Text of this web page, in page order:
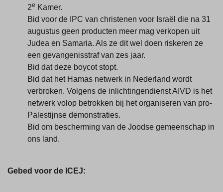
2e Kamer.
Bid voor de IPC van christenen voor Israël die na 31
augustus geen producten meer mag verkopen uit
Judea en Samaria. Als ze dit wel doen riskeren ze
een gevangenisstraf van zes jaar.
Bid dat deze boycot stopt.
Bid dat het Hamas netwerk in Nederland wordt
verbroken. Volgens de inlichtingendienst AIVD is het
netwerk volop betrokken bij het organiseren van pro-
Palestijnse demonstraties.
Bid om bescherming van de Joodse gemeenschap in
ons land.
Gebed voor de ICEJ: